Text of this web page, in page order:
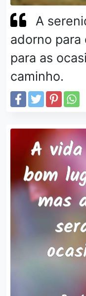
A
adorno para
para as
caminho.